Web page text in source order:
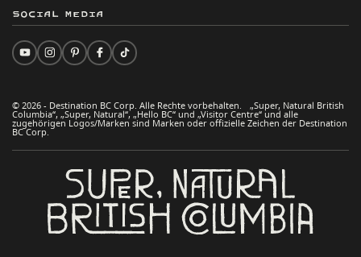
© 2026 - Destination BC Corp. Alle Rechte vorbehalten. „Super, Natural British
Columbia“, „Super, Natural“, „Hello BC“ und „Visitor Centre“ und alle
zugehörigen Logos/Marken sind Marken oder offizielle Zeichen der Destination
BC Corp.
Social Media